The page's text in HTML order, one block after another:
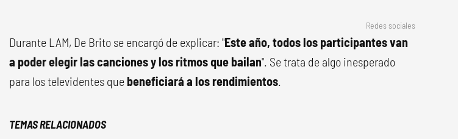
Redes sociales
Durante LAM, De Brito se encargó de explicar: "Este año, todos los participantes van
a poder elegir las canciones y los ritmos que bailan". Se trata de algo inesperado
para los televidentes que beneficiará a los rendimientos.
TEMAS RELACIONADOS